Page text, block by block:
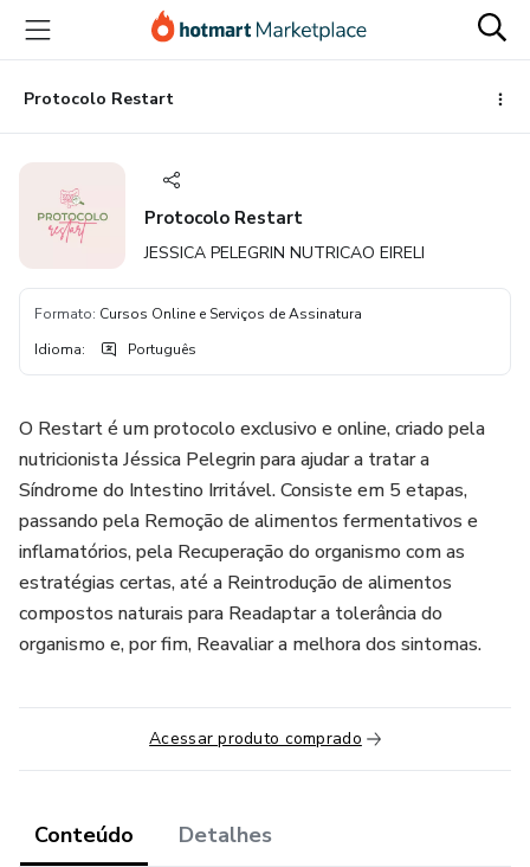
para
conteúdo
principal
para
pagamento
para
rodapé
Protocolo Restart
Protocolo Restart
JESSICA PELEGRIN NUTRICAO EIRELI
Formato: Cursos Online e Serviços de Assinatura
Idioma: Português
O Restart é um protocolo exclusivo e online, criado pela
nutricionista Jéssica Pelegrin para ajudar a tratar a
Síndrome do Intestino Irritável. Consiste em 5 etapas,
passando pela Remoção de alimentos fermentativos e
inflamatórios, pela Recuperação do organismo com as
estratégias certas, até a Reintrodução de alimentos
compostos naturais para Readaptar a tolerância do
organismo e, por fim, Reavaliar a melhora dos sintomas.
Acessar produto comprado
Conteúdo Detalhes